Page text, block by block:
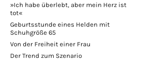
»Ich habe überlebt, aber mein Herz ist
tot«
Geburtsstunde eines Helden mit
Schuhgröße 65
Von der Freiheit einer Frau
Der Trend zum Szenario